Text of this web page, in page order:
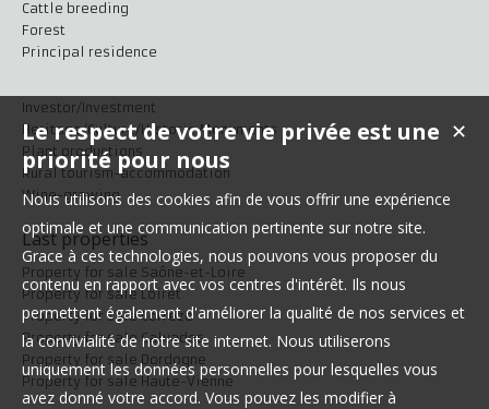
Cattle breeding
Forest
Principal residence
Investor/Investment
Heritage/Culture/Historic Monuments
Plant productions
Rural tourism-accommodation
Wine-growing
Last properties
Property for sale Saône-et-Loire
Property for sale Loiret
Property for sale Corrèze
Property for sale Calvados
Property for sale Dordogne
Property for sale Haute-Vienne
✕
Le respect de votre vie privée est une
priorité pour nous
Nous utilisons des cookies afin de vous offrir une expérience
optimale et une communication pertinente sur notre site.
Grace à ces technologies, nous pouvons vous proposer du
contenu en rapport avec vos centres d'intérêt. Ils nous
permettent également d'améliorer la qualité de nos services et
la convivialité de notre site internet. Nous utiliserons
uniquement les données personnelles pour lesquelles vous
avez donné votre accord. Vous pouvez les modifier à